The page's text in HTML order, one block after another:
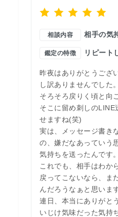
相談内容 相手の気
鑑定の特徴 リピート
昨夜はありがとうござ
し訳ありませんでした。
そろそろ戻りく頃と向
そこに留め刺しのLINE
せますね(笑)
実は、メッセージ書き
の、嫌だなあっていう
気持ちを送ったんです。
これでも、相手はわか
戻ってこないなら、ま
んだろうなぁと思います
連日、本当にありがと
いじけ気味だった気持